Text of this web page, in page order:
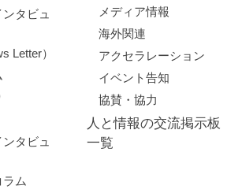
タビュ
Letter）
タビュ
ム
メディア情報
海外関連
アクセラレーション
イベント告知
協賛・協力
人と情報の交流掲示板
一覧